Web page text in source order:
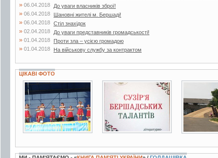
» 06.04.2018 До уваги власників зброї!
» 06.04.2018 Шановні жителі м. Бершаді!
» 06.04.2018 Стіл знахідок
» 02.04.2018 До уваги представників громадськості!
» 01.04.2018 Проти зла – усією громадою
» 01.04.2018 На військову службу за контрактом
ЦІКАВІ ФОТО
2 фото